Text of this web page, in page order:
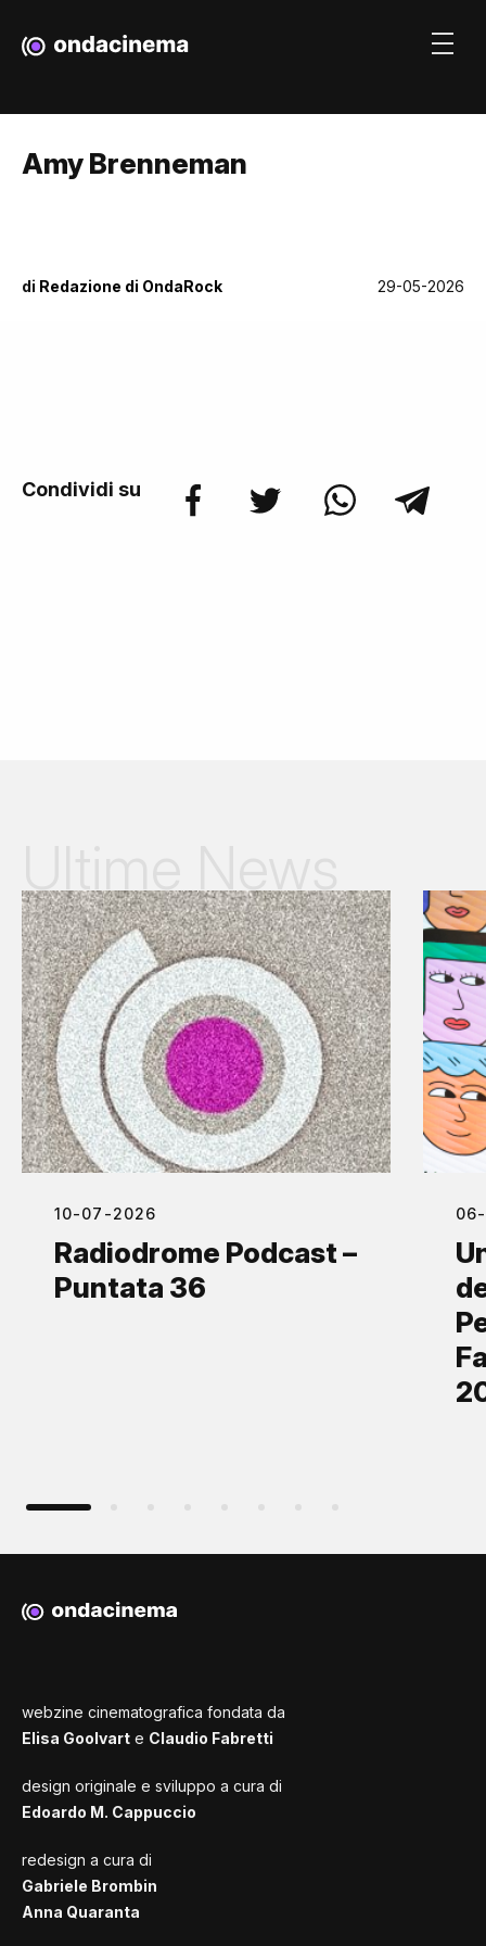
Amy Brenneman
di Redazione di OndaRock 29-05-2026
Condividi su
10-07-2026
Radiodrome Podcast –
Puntata 36
webzine cinematografica fondata da
Elisa Goolvart e Claudio Fabretti
design originale e sviluppo a cura di
Edoardo M. Cappuccio
redesign a cura di
Gabriele Brombin
Anna Quaranta